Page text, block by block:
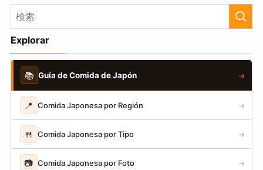
Explorar
📚 Guía de Comida de Japón →
📍 Comida Japonesa por Región →
🍴 Comida Japonesa por Tipo →
📷 Comida Japonesa por Foto →